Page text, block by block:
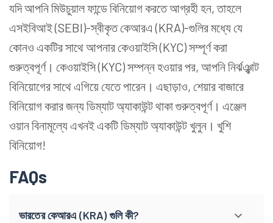
যদি আপনি মিউচুয়াল ফান্ডে বিনিয়োগ করতে আগ্রহী হন, তাহলে
এসইবিআই (SEBI)-স্বীকৃত কেআরএ (KRA)-গুলির মধ্যে যে
কোনও একটির সাথে আপনার কেওয়াইসি (KYC) সম্পূর্ণ করা
গুরুত্বপূর্ণ। কেওয়াইসি (KYC) সম্পন্ন হওয়ার পর, আপনি নির্ঝঞ্ঝাট
বিনিয়োগের সাথে এগিয়ে যেতে পারেন। এছাড়াও, শেয়ার বাজারে
বিনিয়োগ করার জন্য ডিম্যাট অ্যাকাউন্ট থাকা গুরুত্বপূর্ণ। এঞ্জেল
ওয়ান বিনামূল্যে এখনই একটি ডিম্যাট অ্যাকাউন্ট খুলুন। খুশি
বিনিয়োগ!
FAQs
ভারতের কেআরএ (KRA) গুলি কী?